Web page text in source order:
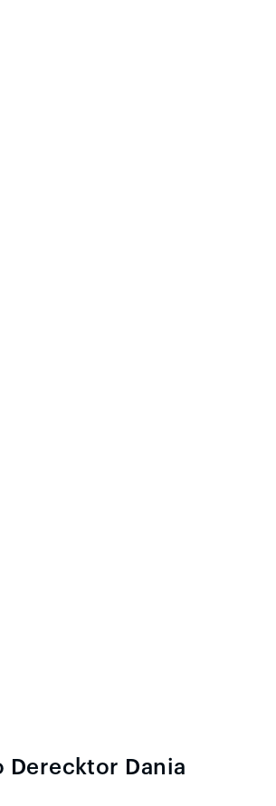
Derecktor Dania